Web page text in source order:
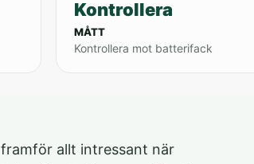
Kontrollera
MÅTT
Kontrollera mot batterifack
allt intressant när